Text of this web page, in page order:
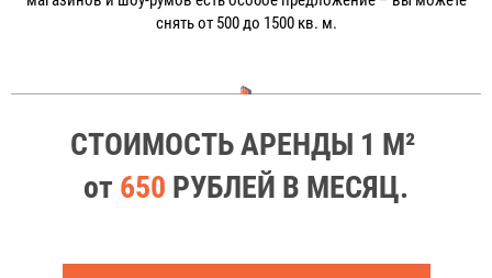
снять от 500 до 1500 кв. м.
СТОИМОСТЬ АРЕНДЫ 1 М²
от 650 РУБЛЕЙ В МЕСЯЦ.